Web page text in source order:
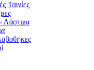
Ταινίες
Λάστιχα